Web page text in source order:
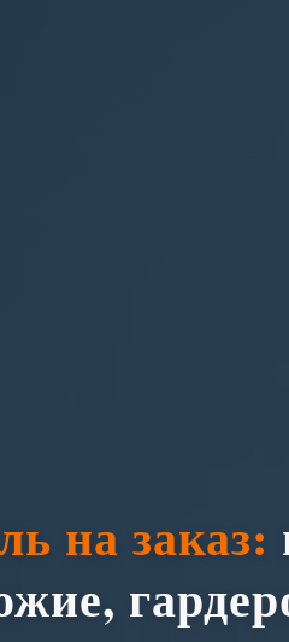
на заказ: